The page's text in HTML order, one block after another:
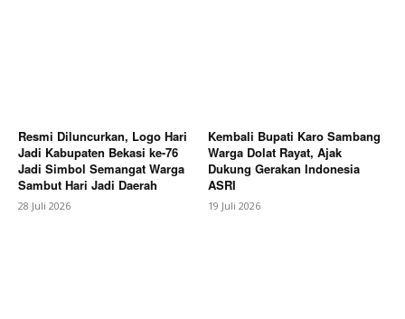
Kopi Arabika untuk 259 Kelompok Tani.
Resmi Diluncurkan, Logo Hari
Jadi Kabupaten Bekasi ke-76
Jadi Simbol Semangat Warga
Sambut Hari Jadi Daerah
28 Juli 2026
Kembali Bupati Karo Sambang
Warga Dolat Rayat, Ajak
Dukung Gerakan Indonesia
ASRI
19 Juli 2026